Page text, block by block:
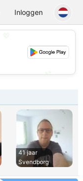
Inloggen
41 jaar
Svendborg